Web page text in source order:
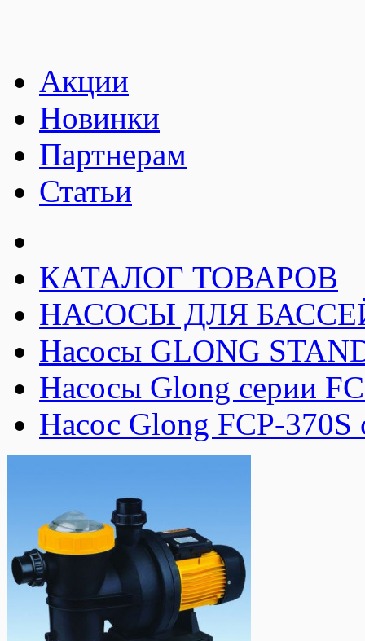
Акции
Новинки
Партнерам
Статьи
КАТАЛОГ ТОВАРОВ
НАСОСЫ ДЛЯ
Насосы GLONG
Насосы Glong серии
Насос Glong FCP-